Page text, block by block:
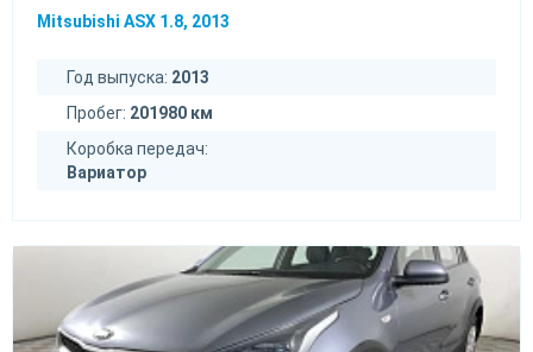
Mitsubishi ASX 1.8, 2013
Год выпуска: 2013
Пробег: 201980 км
Коробка передач:
Вариатор